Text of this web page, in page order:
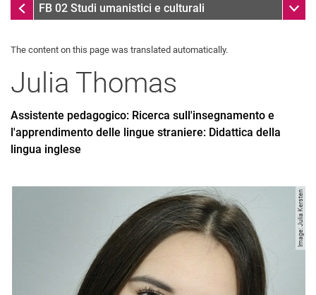
PersoneFB 02 Studi umanistici e culturali Sub
The content on this page was translated automatically.
Julia Thomas
Assistente pedagogico: Ricerca sull'insegnamento e
l'apprendimento delle lingue straniere: Didattica della
lingua inglese
Image: Julia Kersten